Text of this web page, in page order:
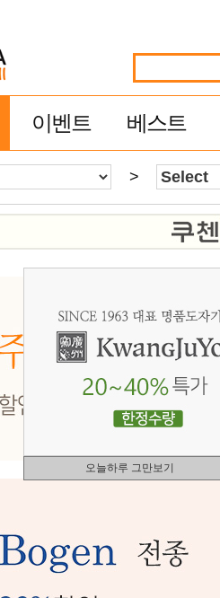
이벤트 베스트
>
오늘하루 그만보기